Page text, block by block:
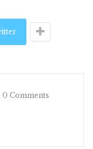
0 Comments